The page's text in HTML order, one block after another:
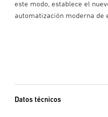
este modo, establece el
automatización moderna de
Datos técnicos